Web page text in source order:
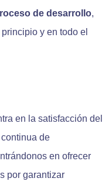
de desarrollo,
y en todo el
en la satisfacción del
de
en ofrecer
por garantizar